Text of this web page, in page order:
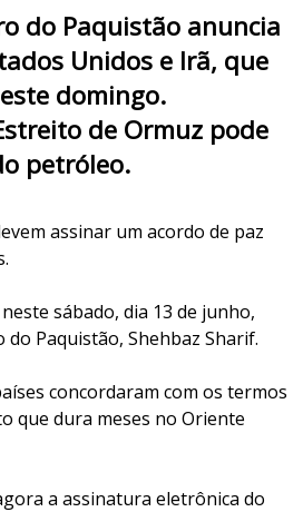
do Paquistão anuncia
Unidos e Irã, que
domingo.
de Ormuz pode
petróleo.
assinar um acordo de paz
sábado, dia 13 de junho,
Paquistão, Shehbaz Sharif.
concordaram com os termos
que dura meses no Oriente
a assinatura eletrônica do